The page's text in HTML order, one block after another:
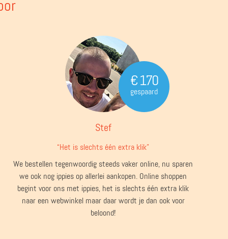
€ 170
gespaard
Stef
“Het is slechts één extra klik”
We bestellen tegenwoordig steeds vaker online, nu sparen
we ook nog ippies op allerlei aankopen. Online shoppen
begint voor ons met ippies, het is slechts één extra klik
naar een webwinkel maar daar wordt je dan ook voor
beloond!